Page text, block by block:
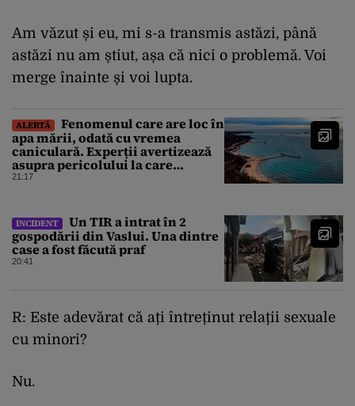
Am văzut și eu, mi s-a transmis astăzi, până
astăzi nu am știut, așa că nici o problemă. Voi
merge înainte și voi lupta.
ALERTĂ
Fenomenul care are loc în
apa mării, odată cu vremea
caniculară. Experții avertizează
asupra pericolului la care
oamenii pot fi expuși
21:17
INCIDENT
Un TIR a intrat în 2
gospodării din Vaslui. Una dintre
case a fost făcută praf
20:41
R: Este adevărat că ați întreținut relații sexuale
cu minori?
Nu.